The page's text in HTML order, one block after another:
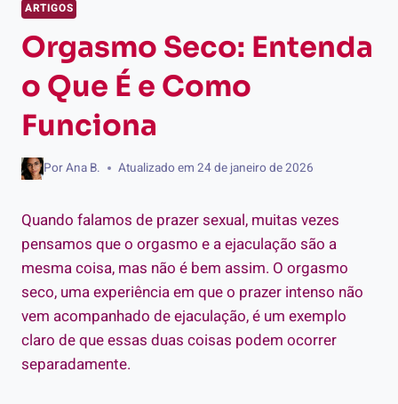
ARTIGOS
Orgasmo Seco: Entenda
o Que É e Como
Funciona
PorAna B. Atualizado em 24 de janeiro de 2026
Quando falamos de prazer sexual, muitas vezes
pensamos que o orgasmo e a ejaculação são a
mesma coisa, mas não é bem assim. O orgasmo
seco, uma experiência em que o prazer intenso não
vem acompanhado de ejaculação, é um exemplo
claro de que essas duas coisas podem ocorrer
separadamente.